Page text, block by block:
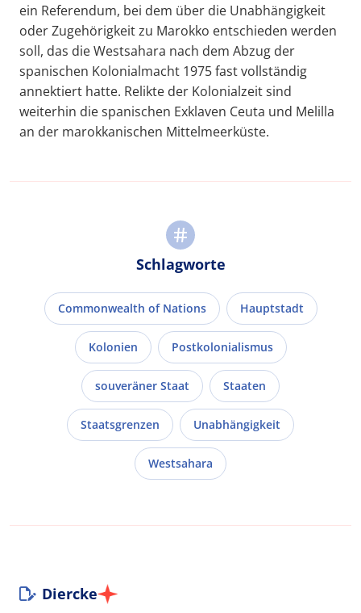
ein Referendum, bei dem über die Unabhängigkeit
oder Zugehörigkeit zu Marokko entschieden werden
soll, das die Westsahara nach dem Abzug der
spanischen Kolonialmacht 1975 fast vollständig
annektiert hatte. Relikte der Kolonialzeit sind
weiterhin die spanischen Exklaven Ceuta und Melilla
an der marokkanischen Mittelmeerküste.
Schlagworte
Commonwealth of Nations Hauptstadt
Kolonien Postkolonialismus
souveräner Staat Staaten
Staatsgrenzen Unabhängigkeit
Westsahara
Diercke